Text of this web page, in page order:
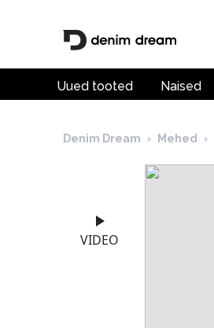
Uued tooted Naised
Denim Dream › Mehed ›
VIDEO